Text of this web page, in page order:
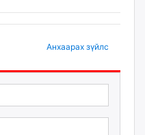
Анхаарах зүйлс